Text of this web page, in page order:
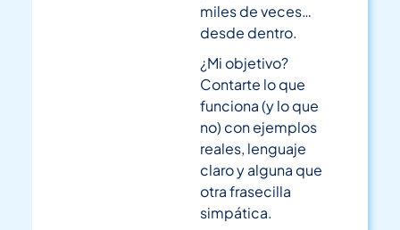
miles de veces…
desde dentro.
¿Mi objetivo?
Contarte lo que
funciona (y lo que
no) con ejemplos
reales, lenguaje
claro y alguna que
otra frasecilla
simpática.